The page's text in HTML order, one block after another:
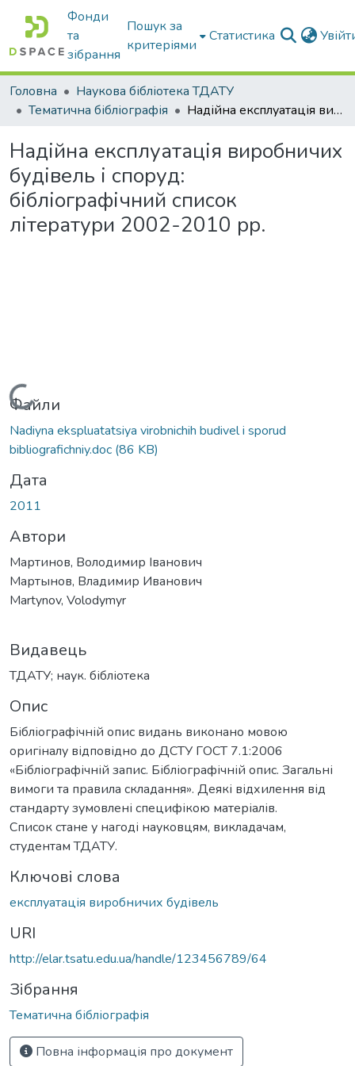
Фонди
та
зібрання
Пошук за
критеріями
Статистика
Головна
Наукова бібліотека ТДАТУ
Тематична бібліографія
Надійна експлуатація виробничих будівель і споруд: бібліографічний список літератури 2002-2010 рр.
Надійна експлуатація виробничих
будівель і споруд:
бібліографічний список
літератури 2002-2010 рр.
Вантажиться...
Файли
Nadiyna ekspluatatsiya virobnichih budivel i sporud
bibliografichniy.doc (86 KB)
Дата
2011
Автори
Мартинов, Володимир Іванович
Мартынов, Владимир Иванович
Martynov, Volodymyr
Видавець
ТДАТУ; наук. бібліотека
Опис
Бібліографічній опис видань виконано мовою
оригіналу відповідно до ДСТУ ГОСТ 7.1:2006
«Бібліографічній запис. Бібліографічній опис. Загальні
вимоги та правила складання». Деякі відхилення від
стандарту зумовлені специфікою матеріалів.
Cписок стане у нагоді науковцям, викладачам,
студентам ТДАТУ.
Ключові слова
експлуатація виробничих будівель
URI
http://elar.tsatu.edu.ua/handle/123456789/64
Зібрання
Тематична бібліографія
Повна інформація про документ